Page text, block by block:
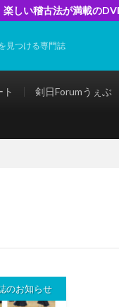
楽しい稽古法が満載の
見つける専門誌
剣日Forumうぇぶ
のお知らせ